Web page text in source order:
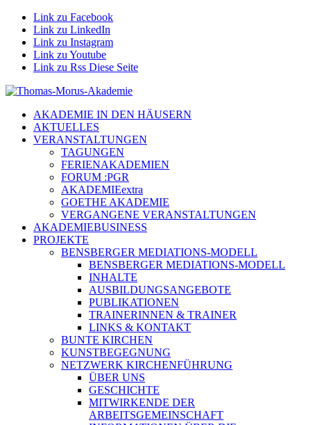
Link zu Facebook
Link zu LinkedIn
Link zu Instagram
Link zu Youtube
Link zu Rss Diese Seite
AKADEMIE IN DEN HÄUSERN
AKTUELLES
VERANSTALTUNGEN
TAGUNGEN
FERIENAKADEMIEN
FORUM :PGR
AKADEMIEextra
GOETHE AKADEMIE
VERGANGENE VERANSTALTUNGEN
AKADEMIEBUSINESS
PROJEKTE
BENSBERGER MEDIATIONS-MODELL
BENSBERGER MEDIATIONS-MODELL
INHALTE
AUSBILDUNGSANGEBOTE
PUBLIKATIONEN
TRAINERINNEN & TRAINER
LINKS & KONTAKT
BUNTE KIRCHEN
KUNSTBEGEGNUNG
NETZWERK KIRCHENFÜHRUNG
ÜBER UNS
GESCHICHTE
MITWIRKENDE DER
ARBEITSGEMEINSCHAFT